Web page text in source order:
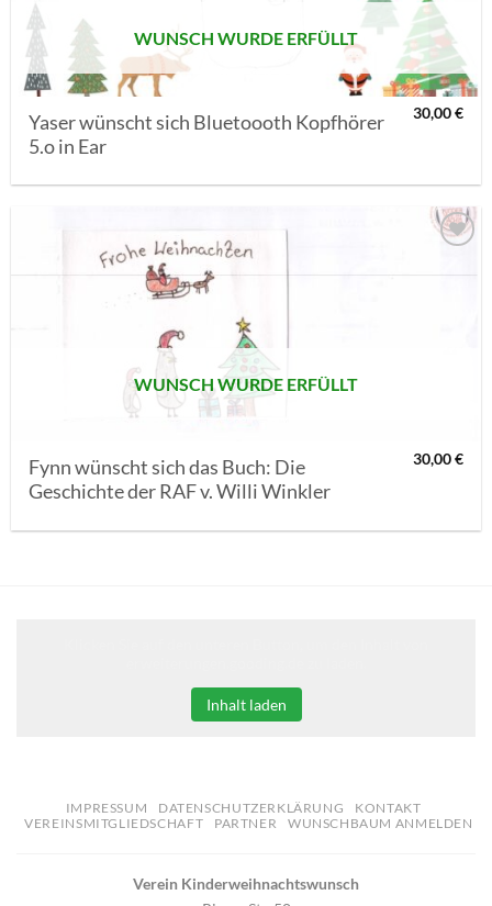
WUNSCH WURDE ERFÜLLT
Yaser wünscht sich Bluetoooth Kopfhörer
5.o in Ear
30,00€
WUNSCH WURDE ERFÜLLT
Fynn wünscht sich das Buch: Die
Geschichte der RAF v. Willi Winkler
30,00€
Inhalt laden
IMPRESSUM DATENSCHUTZERKLÄRUNG
KONTAKT
VEREINSMITGLIEDSCHAFT
PARTNER WUNSCHBAUM ANMELDEN
Verein Kinderweihnachtswunsch